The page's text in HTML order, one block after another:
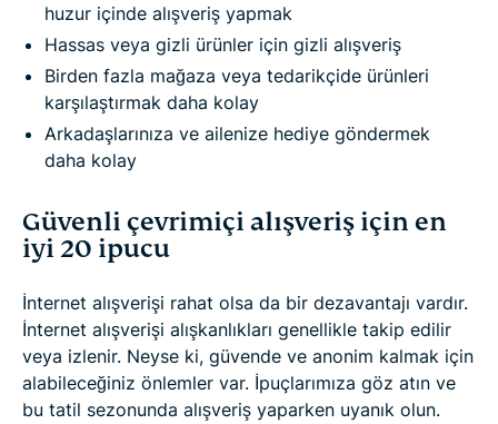
huzur içinde alışveriş yapmak
Hassas veya gizli ürünler için gizli alışveriş
Birden fazla mağaza veya tedarikçide ürünleri
karşılaştırmak daha kolay
Arkadaşlarınıza ve ailenize hediye göndermek
daha kolay
Güvenli çevrimiçi alışveriş için en
iyi 20 ipucu
İnternet alışverişi rahat olsa da bir dezavantajı vardır.
İnternet alışverişi alışkanlıkları genellikle takip edilir
veya izlenir. Neyse ki, güvende ve anonim kalmak için
alabileceğiniz önlemler var. İpuçlarımıza göz atın ve
bu tatil sezonunda alışveriş yaparken uyanık olun.